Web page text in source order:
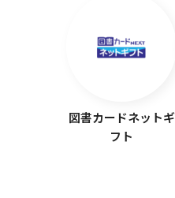
図書カードネットギ
フト